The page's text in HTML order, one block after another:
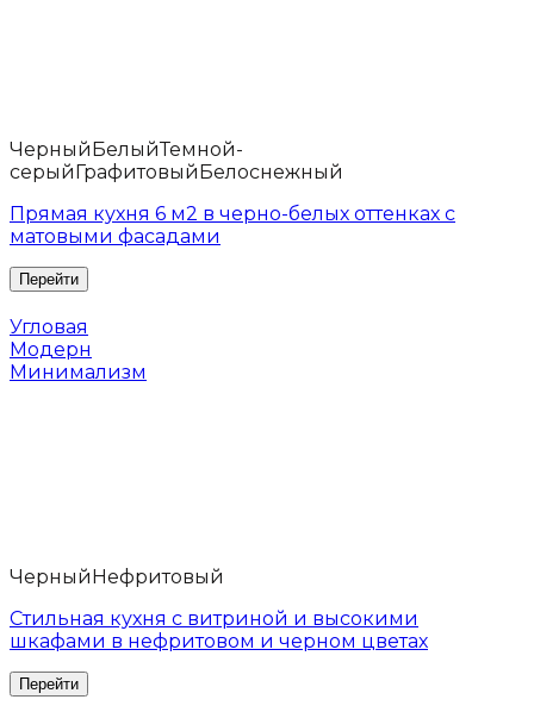
ЧерныйБелыйТемной-
серыйГрафитовыйБелоснежный
Прямая кухня 6 м2 в черно-белых оттенках с
матовыми фасадами
Угловая
Модерн
Минимализм
Черный Нефритовый
Стильная кухня с витриной и высокими
шкафами в нефритовом и черном цветах